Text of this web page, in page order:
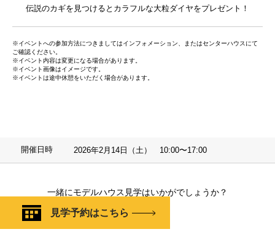
伝説のカギを見つけるとカラフルな大粒ダイヤをプレゼント！
※イベントへの参加方法につきましてはインフォメーション、またはセンターハウスにて
ご確認ください。
※イベント内容は変更になる場合があります。
※イベント画像はイメージです。
※イベントは途中休憩をいただく場合があります。
開催日時 2026年2月14日（土） 10:00〜17:00
一緒にモデルハウス見学はいかがでしょうか？
見学予約はこちら